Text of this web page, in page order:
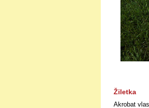
Žiletka
Akrobat